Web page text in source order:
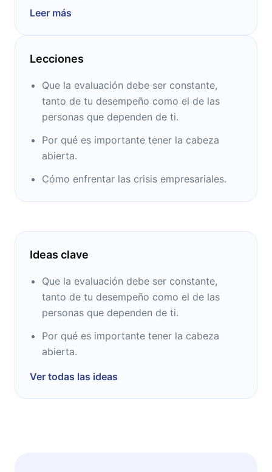
de dólares. Cuando le tocó retirarse en 2001
recibió una indemnización de $417 millones,
la cifra más alta de la historia. Se casó con
libro, en 2004.
Leer más
Lecciones
Que la evaluación debe ser constante,
tanto de tu desempeño como el de las
personas que dependen de ti.
Por qué es importante tener la cabeza
abierta.
Cómo enfrentar las crisis empresariales.
Ideas clave
Que la evaluación debe ser constante,
tanto de tu desempeño como el de las
personas que dependen de ti.
Por qué es importante tener la cabeza
abierta.
Ver todas las ideas